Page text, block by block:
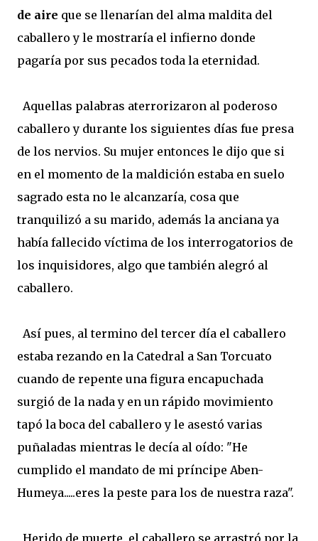
de aire que se llenarían del alma maldita del
caballero y le mostraría el infierno donde
pagaría por sus pecados toda la eternidad.
Aquellas palabras aterrorizaron al poderoso
caballero y durante los siguientes días fue presa
de los nervios. Su mujer entonces le dijo que si
en el momento de la maldición estaba en suelo
sagrado esta no le alcanzaría, cosa que
tranquilizó a su marido, además la anciana ya
había fallecido víctima de los interrogatorios de
los inquisidores, algo que también alegró al
caballero.
Así pues, al termino del tercer día el caballero
estaba rezando en la Catedral a San Torcuato
cuando de repente una figura encapuchada
surgió de la nada y en un rápido movimiento
tapó la boca del caballero y le asestó varias
puñaladas mientras le decía al oído: "He
cumplido el mandato de mi príncipe Aben-
Humeya.....eres la peste para los de nuestra raza".
Herido de muerte, el caballero se arrastró por la